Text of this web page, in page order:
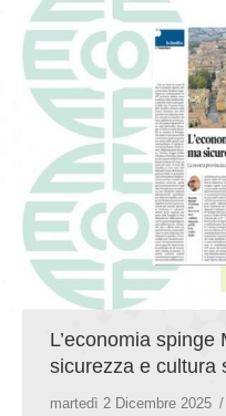
L’economia
sicurezza e cultura
martedì 2 Dicembre 2025